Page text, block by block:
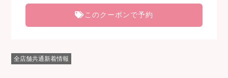
このクーポンで予約
全店舗共通新着情報